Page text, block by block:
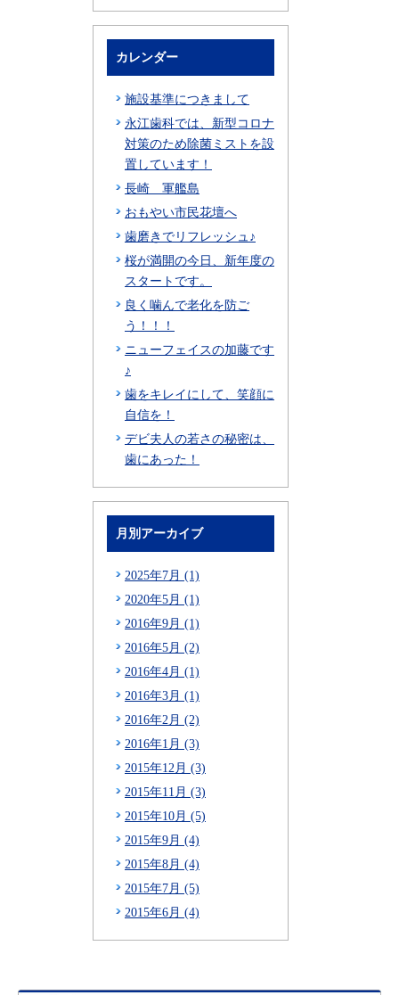
カレンダー
施設基準につきまして
永江歯科では、新型コロナ
対策のため除菌ミストを設
置しています！
長崎 軍艦島
おもやい市民花壇へ
歯磨きでリフレッシュ♪
桜が満開の今日、新年度の
スタートです。
良く噛んで老化を防ご
う！！！
ニューフェイスの加藤です
♪
歯をキレイにして、笑顔に
自信を！
デビ夫人の若さの秘密は、
歯にあった！
月別アーカイブ
2025年7月 (1)
2020年5月 (1)
2016年9月 (1)
2016年5月 (2)
2016年4月 (1)
2016年3月 (1)
2016年2月 (2)
2016年1月 (3)
2015年12月 (3)
2015年11月 (3)
2015年10月 (5)
2015年9月 (4)
2015年8月 (4)
2015年7月 (5)
2015年6月 (4)